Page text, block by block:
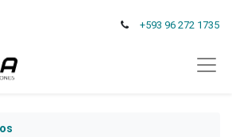
+593 96 272 1735